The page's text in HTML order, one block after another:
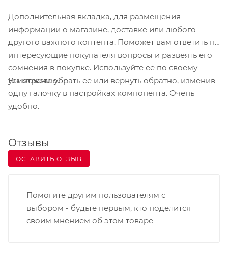
салона, в приложении отражается поступление/
реализация автомобилей, их резерв, регистрация
клиентских, складских заказов на машины и т.д.;
вести финансовый учет (интегрировать систему
“Банк-Клиент” для произведения расчетов с
клиентами);
автоматизировать прочие операции, которые
необходимы для сферы автомобильного бизнеса.
Дополнительная вкладка, для размещения
информации о магазине, доставке или любого
другого важного контента. Поможет вам ответить на
интересующие покупателя вопросы и развеять его
сомнения в покупке. Используйте её по своему
усмотрению.
Вы можете убрать её или вернуть обратно, изменив
одну галочку в настройках компонента. Очень
удобно.
Отзывы
ОСТАВИТЬ ОТЗЫВ
Помогите другим пользователям с
выбором - будьте первым, кто поделится
своим мнением об этом товаре